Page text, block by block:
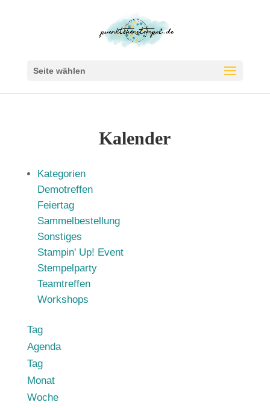
Seite wählen
Kalender
Kategorien
Demotreffen
Feiertag
Sammelbestellung
Sonstiges
Stampin' Up! Event
Stempelparty
Teamtreffen
Workshops
Tag
Agenda
Tag
Monat
Woche